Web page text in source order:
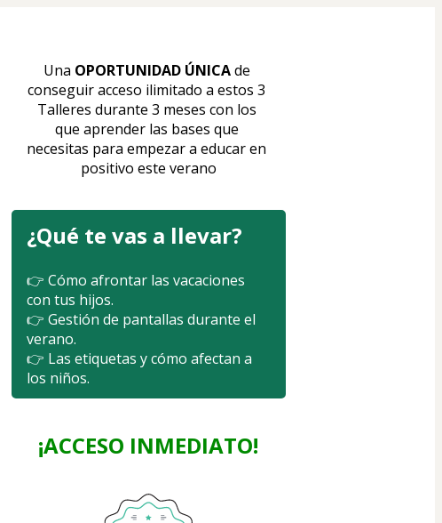
Una OPORTUNIDAD ÚNICA de
conseguir acceso ilimitado a estos 3
Talleres durante 3 meses con los
que aprender las bases que
necesitas para empezar a educar en
positivo este verano
¿Qué te vas a llevar?
👉 Cómo afrontar las vacaciones
con tus hijos.
👉 Gestión de pantallas durante el
verano.
👉 Las etiquetas y cómo afectan a
los niños.
¡ACCESO INMEDIATO!